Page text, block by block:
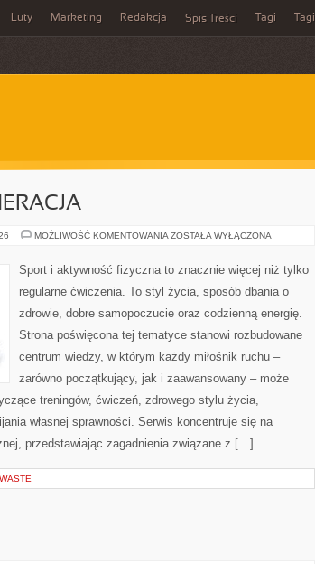
Luty Marketing Redakcja Spis Treści Tagi Tagi
MOŻLIWOŚĆ KOMENTOWANIA ZDROWIE
ZOSTAŁA WYŁĄCZONA
Sport i aktywność fizyczna to znacznie więcej niż tylko
regularne ćwiczenia. To styl życia, sposób dbania o
zdrowie, dobre samopoczucie oraz codzienną energię.
Strona poświęcona tej tematyce stanowi rozbudowane
centrum wiedzy, w którym każdy miłośnik ruchu –
zarówno początkujący, jak i zaawansowany – może
treningów, ćwiczeń, zdrowego stylu życia,
własnej sprawności. Serwis koncentruje się na
przedstawiając zagadnienia związane z […]